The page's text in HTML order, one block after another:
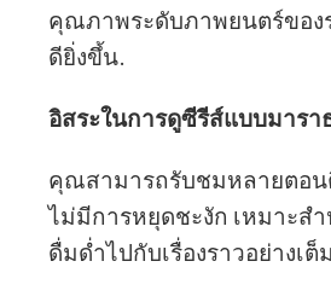
คุณภาพระดับภาพยนตร์ของ
ดียิ่งขึ้น.
อิสระในการดูซีรีส์แบบมารา
คุณสามารถรับชมหลายตอน
ไม่มีการหยุดชะงัก เหมาะส
ดื่มด่ำไปกับเรื่องราวอย่างเต็